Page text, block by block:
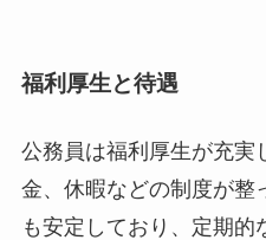
福利厚生と待遇
公務員は福利厚生が充実
金、休暇などの制度が整
も安定しており、定期的